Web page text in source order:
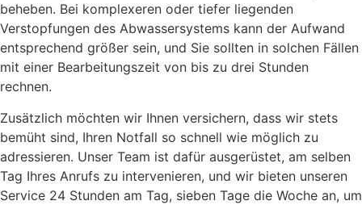
beheben. Bei komplexeren oder tiefer liegenden
Verstopfungen des Abwassersystems kann der Aufwand
entsprechend größer sein, und Sie sollten in solchen Fällen
mit einer Bearbeitungszeit von bis zu drei Stunden
rechnen.
Zusätzlich möchten wir Ihnen versichern, dass wir stets
bemüht sind, Ihren Notfall so schnell wie möglich zu
adressieren. Unser Team ist dafür ausgerüstet, am selben
Tag Ihres Anrufs zu intervenieren, und wir bieten unseren
Service 24 Stunden am Tag, sieben Tage die Woche an, um